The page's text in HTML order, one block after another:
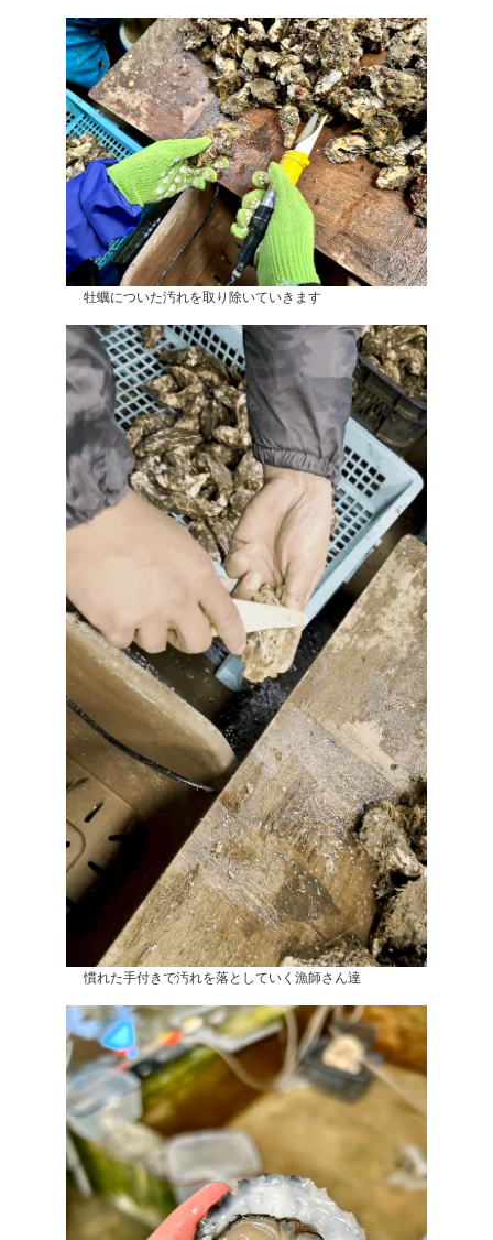
牡蠣についた汚れを取り除いていきます
慣れた手付きで汚れを落としていく漁師さん達